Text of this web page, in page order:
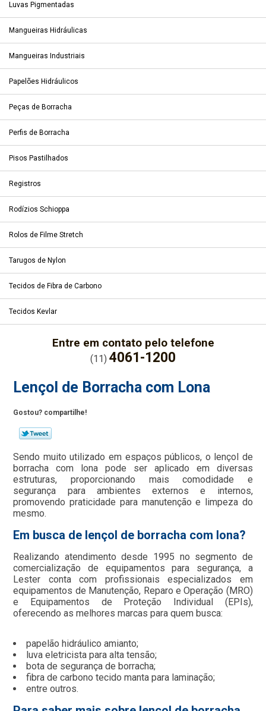
Luvas Pigmentadas
Mangueiras Hidráulicas
Mangueiras Industriais
Papelões Hidráulicos
Peças de Borracha
Perfis de Borracha
Pisos Pastilhados
Registros
Rodízios Schioppa
Rolos de Filme Stretch
Tarugos de Nylon
Tecidos de Fibra de Carbono
Tecidos Kevlar
Entre em contato pelo telefone
(11) 4061-1200
Lençol de Borracha com Lona
Gostou? compartilhe!
Sendo muito utilizado em espaços públicos, o lençol de
borracha com lona pode ser aplicado em diversas
estruturas, proporcionando mais comodidade e
segurança para ambientes externos e internos,
promovendo praticidade para manutenção e limpeza do
mesmo.
Em busca de lençol de borracha com lona?
Realizando atendimento desde 1995 no segmento de
comercialização de equipamentos para segurança, a
Lester conta com profissionais especializados em
equipamentos de Manutenção, Reparo e Operação (MRO)
e Equipamentos de Proteção Individual (EPIs),
oferecendo as melhores marcas para quem busca:
papelão hidráulico amianto;
luva eletricista para alta tensão;
bota de segurança de borracha;
fibra de carbono tecido manta para laminação;
entre outros.